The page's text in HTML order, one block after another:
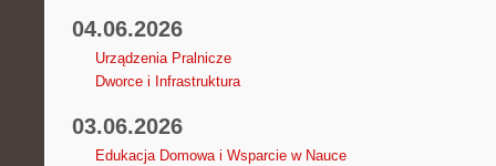
04.06.2026
Urządzenia Pralnicze
Dworce i Infrastruktura
03.06.2026
Edukacja Domowa i Wsparcie w Nauce